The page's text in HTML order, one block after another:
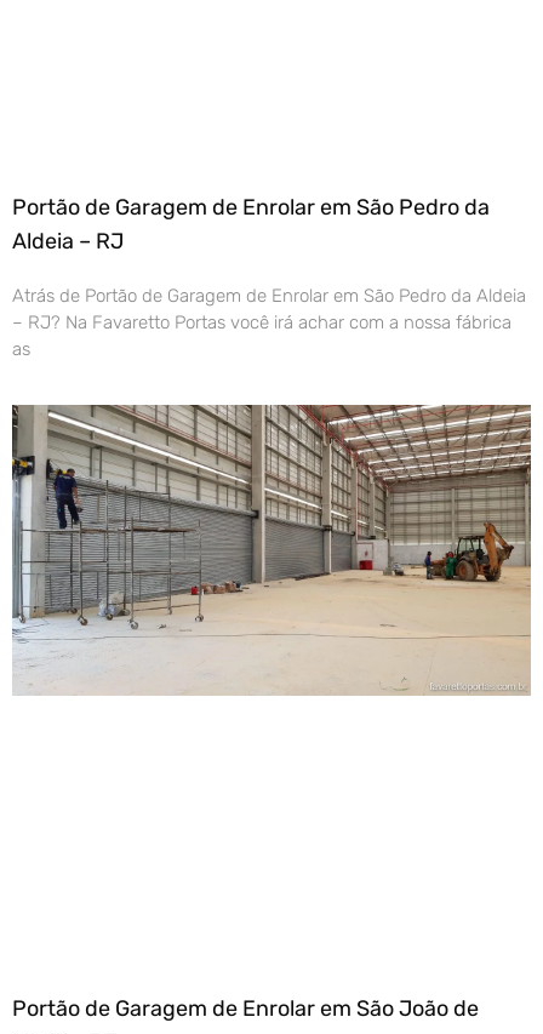
Portão de Garagem de Enrolar em São Pedro da
Aldeia – RJ
Atrás de Portão de Garagem de Enrolar em São Pedro da Aldeia
– RJ? Na Favaretto Portas você irá achar com a nossa fábrica
as
Portão de Garagem de Enrolar em São João de